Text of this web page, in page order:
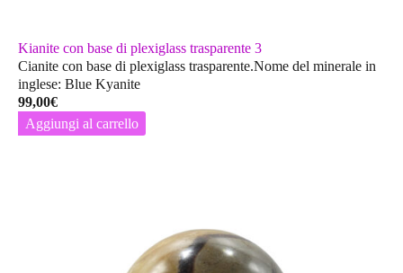
Kianite con base di plexiglass trasparente 3
Cianite con base di plexiglass trasparente.Nome del minerale in
inglese: Blue Kyanite
99,00€
Aggiungi al carrello